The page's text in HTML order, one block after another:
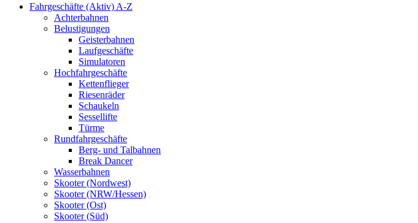
Fahrgeschäfte (Aktiv) A-Z
Achterbahnen
Belustigungen
Geisterbahnen
Laufgeschäfte
Simulatoren
Hochfahrgeschäfte
Kettenflieger
Riesenräder
Schaukeln
Sessellifte
Türme
Rundfahrgeschäfte
Berg- und Talbahnen
Break Dancer
Wasserbahnen
Skooter (Nordwest)
Skooter (NRW/Hessen)
Skooter (Ost)
Skooter (Süd)